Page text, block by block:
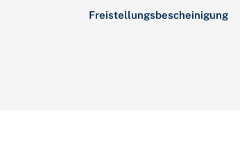
Freistellungsbescheinigung